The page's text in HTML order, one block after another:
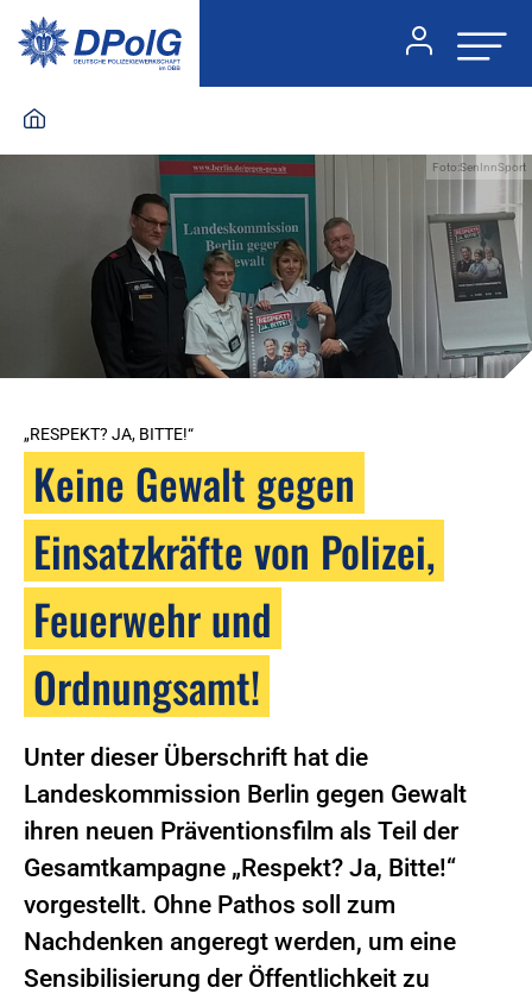
Foto:SenInnSport
„RESPEKT? JA, BITTE!“
Keine Gewalt gegen
Einsatzkräfte von Polizei,
Feuerwehr und
Ordnungsamt!
Unter dieser Überschrift hat die
Landeskommission Berlin gegen Gewalt
ihren neuen Präventionsfilm als Teil der
Gesamtkampagne „Respekt? Ja, Bitte!“
vorgestellt. Ohne Pathos soll zum
Nachdenken angeregt werden, um eine
Sensibilisierung der Öffentlichkeit zu